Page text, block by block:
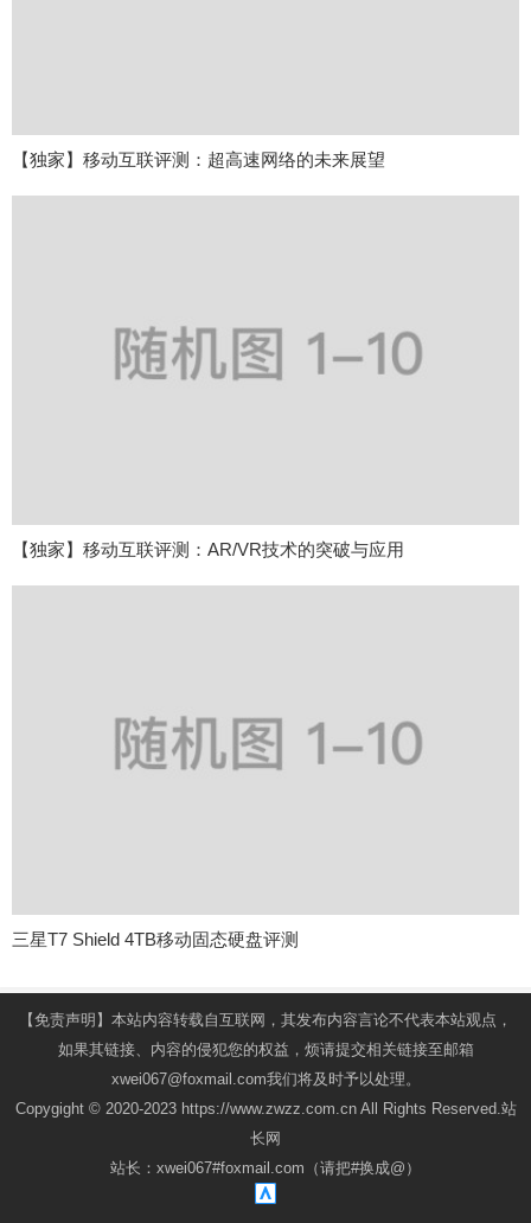
【独家】移动互联评测：超高速网络的未来展望
【独家】移动互联评测：AR/VR技术的突破与应用
三星T7 Shield 4TB移动固态硬盘评测
【免责声明】本站内容转载自互联网，其发布内容言论不代表本站观点，
如果其链接、内容的侵犯您的权益，烦请提交相关链接至邮箱
xwei067@foxmail.com我们将及时予以处理。
Copygight © 2020-2023 https://www.zwzz.com.cn All Rights Reserved.站
长网
站长：xwei067#foxmail.com（请把#换成@）